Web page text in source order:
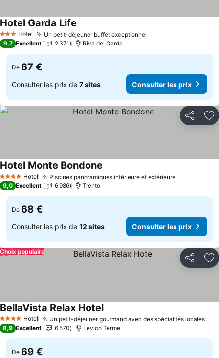
3 ÉtoilesHotel Un petit-déjeuner buffet exceptionnel
Hotel Garda Life
9,7 Excellent 2 371 Riva del Garda
De 67 €
Consulter les prix de 7 sites Consulter les prix
Partager
4 Étoiles Hotel Piscines panoramiques intérieure et extérieureConsulter
Hotel Monte Bondone
9,0 Excellent 6 986 Trento
De 68 €
Consulter les prix de 12 sites Consulter les prix
Partager
Choix populaire
4 Étoiles Hotel Un petit-déjeuner gourmand avec des spécialités locales
BellaVista Relax HotelConsulter les prix
8,9 Excellent 6 570 Levico Terme
De 69 €